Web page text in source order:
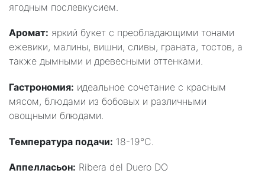
ягодным послевкусием.
Аромат: яркий букет с преобладающими тонами
ежевики, малины, вишни, сливы, граната, тостов, а
также дымными и древесными оттенками.
Гастрономия: идеальное сочетание с красным
мясом, блюдами из бобовых и различными
овощными блюдами.
Температура подачи: 18-19°C.
Аппелласьон: Ribera del Duero DO